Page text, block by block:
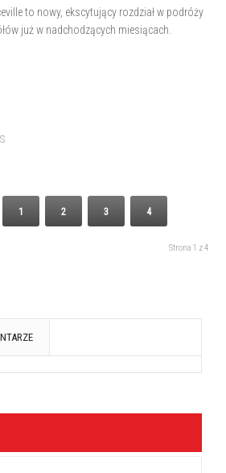
to nowy, ekscytujący rozdział w podróży
już w nadchodzących miesiącach.
1 2 3 4
Strona 1 z 4